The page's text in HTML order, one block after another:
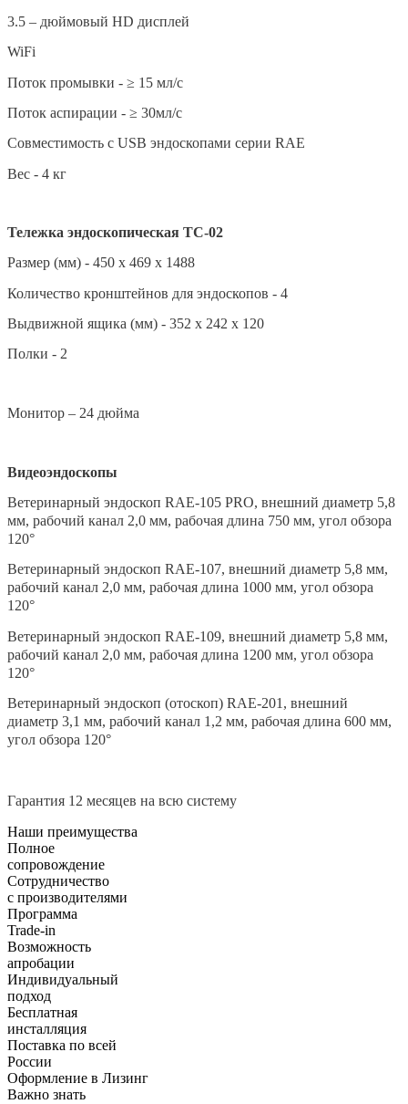
3.5 – дюймовый HD дисплей
WiFi
Поток промывки - ≥ 15 мл/с
Поток аспирации - ≥ 30мл/с
Совместимость с USB эндоскопами серии RAE
Вес - 4 кг
Тележка эндоскопическая ТС-02
Размер (мм) - 450 x 469 x 1488
Количество кронштейнов для эндоскопов - 4
Выдвижной ящика (мм) - 352 x 242 x 120
Полки - 2
Монитор – 24 дюйма
Видеоэндоскопы
Ветеринарный эндоскоп RAE-105 PRO, внешний диаметр 5,8
мм, рабочий канал 2,0 мм, рабочая длина 750 мм, угол обзора
120°
Ветеринарный эндоскоп RAE-107, внешний диаметр 5,8 мм,
рабочий канал 2,0 мм, рабочая длина 1000 мм, угол обзора
120°
Ветеринарный эндоскоп RAE-109, внешний диаметр 5,8 мм,
рабочий канал 2,0 мм, рабочая длина 1200 мм, угол обзора
120°
Ветеринарный эндоскоп (отоскоп) RAE-201, внешний
диаметр 3,1 мм, рабочий канал 1,2 мм, рабочая длина 600 мм,
угол обзора 120°
Гарантия 12 месяцев на всю систему
Наши преимущества
Полное
сопровождение
Сотрудничество
с производителями
Программа
Trade-in
Возможность
апробации
Индивидуальный
подход
Бесплатная
инсталляция
Поставка по всей
России
Оформление в Лизинг
Важно знать